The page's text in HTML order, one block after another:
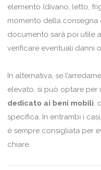
elemento (divano, letto,
momento della consegna
documento sarà poi utile
verificare eventuali danni
In alternativa, se
elevato, si può optare per
dedicato ai beni mobili,
specifica. In entrambi i
è sempre consigliata per
chiare.